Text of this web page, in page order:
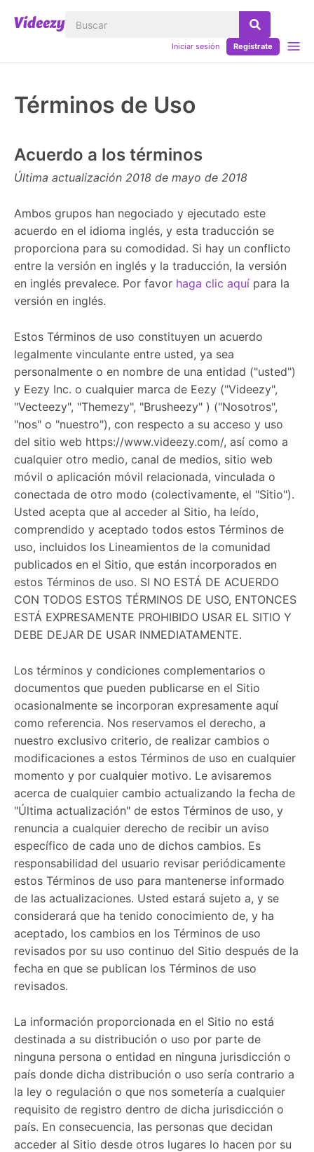
Iniciar sesión Regístrate
Términos de Uso
Acuerdo a los términos
Última actualización 2018 de mayo de 2018
Ambos grupos han negociado y ejecutado este
acuerdo en el idioma inglés, y esta traducción se
proporciona para su comodidad. Si hay un conflicto
entre la versión en inglés y la traducción, la versión
en inglés prevalece. Por favor haga clic aquí para la
versión en inglés.
Estos Términos de uso constituyen un acuerdo
legalmente vinculante entre usted, ya sea
personalmente o en nombre de una entidad ("usted")
y Eezy Inc. o cualquier marca de Eezy ("Videezy",
"Vecteezy", "Themezy", "Brusheezy" ) ("Nosotros",
"nos" o "nuestro"), con respecto a su acceso y uso
del sitio web https://www.videezy.com/, así como a
cualquier otro medio, canal de medios, sitio web
móvil o aplicación móvil relacionada, vinculada o
conectada de otro modo (colectivamente, el "Sitio").
Usted acepta que al acceder al Sitio, ha leído,
comprendido y aceptado todos estos Términos de
uso, incluidos los Lineamientos de la comunidad
publicados en el Sitio, que están incorporados en
estos Términos de uso. SI NO ESTÁ DE ACUERDO
CON TODOS ESTOS TÉRMINOS DE USO, ENTONCES
ESTÁ EXPRESAMENTE PROHIBIDO USAR EL SITIO Y
DEBE DEJAR DE USAR INMEDIATAMENTE.
Los términos y condiciones complementarios o
documentos que pueden publicarse en el Sitio
ocasionalmente se incorporan expresamente aquí
como referencia. Nos reservamos el derecho, a
nuestro exclusivo criterio, de realizar cambios o
modificaciones a estos Términos de uso en cualquier
momento y por cualquier motivo. Le avisaremos
acerca de cualquier cambio actualizando la fecha de
"Última actualización" de estos Términos de uso, y
renuncia a cualquier derecho de recibir un aviso
específico de cada uno de dichos cambios. Es
responsabilidad del usuario revisar periódicamente
estos Términos de uso para mantenerse informado
de las actualizaciones. Usted estará sujeto a, y se
considerará que ha tenido conocimiento de, y ha
aceptado, los cambios en los Términos de uso
revisados ​​por su uso continuo del Sitio después de la
fecha en que se publican los Términos de uso
revisados.
La información proporcionada en el Sitio no está
destinada a su distribución o uso por parte de
ninguna persona o entidad en ninguna jurisdicción o
país donde dicha distribución o uso sería contrario a
la ley o regulación o que nos sometería a cualquier
requisito de registro dentro de dicha jurisdicción o
país. En consecuencia, las personas que decidan
acceder al Sitio desde otros lugares lo hacen por su